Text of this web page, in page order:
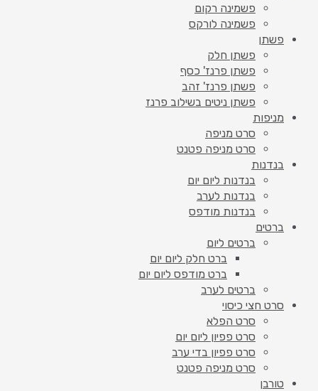
פשמינה רקום
פשמינה לורקס
פשתן
פשתן חלק
פשתן פרנז' כסף
פשתן פרנז' זהב
פשתן ניטים בשילוב פרנז
מניפות
סרט מניפה
סרט מניפה פטנט
בנדנות
בנדנות ליום יום
בנדנות לערב
בנדנות מודפס
ברטים
ברטים ליום
ברט חלק ליום יום
ברט מודפס ליום יום
ברטים לערב
סרט חצי כיסוי
סרט הפלא
סרט פפיון ליום יום
סרט פפיון בדי ערב
סרט מניפה פטנט
טורבן